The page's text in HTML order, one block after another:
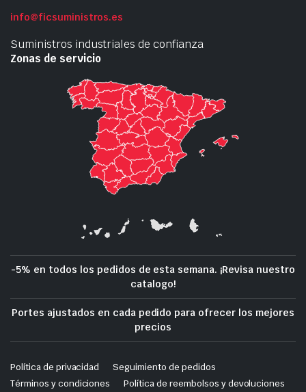
info@ficsuministros.es
Suministros industriales de confianza
Zonas de servicio
-5% en todos los pedidos de esta semana. ¡Revisa nuestro
catalogo!
Portes ajustados en cada pedido para ofrecer los mejores
precios
Política de privacidad
Seguimiento de pedidos
Términos y condiciones
Política de reembolsos y devoluciones